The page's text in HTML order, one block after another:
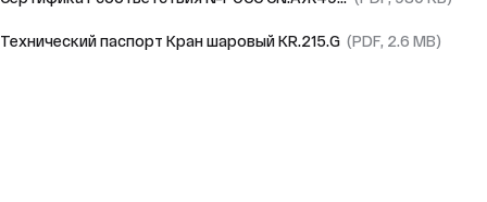
Технический паспорт Кран шаровый KR.215.G (PDF, 2.6 MB)